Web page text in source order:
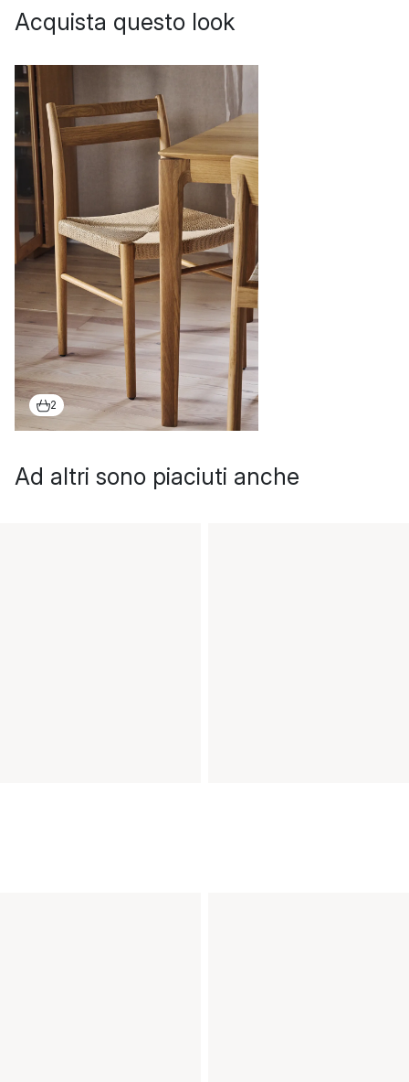
Acquista questo look
2
Ad altri sono piaciuti anche